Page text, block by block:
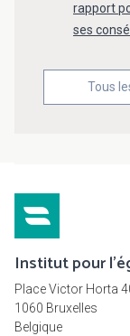
rapport
ses
Tous
Institut pour
Place Victor Horta
1060 Bruxelles
Belgique